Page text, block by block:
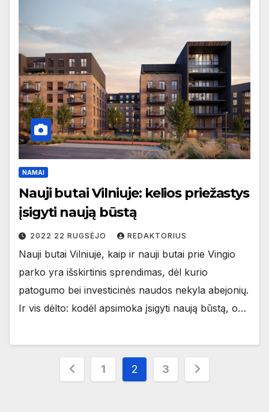
NAMAI
Nauji butai Vilniuje: kelios priežastys
įsigyti naują būstą
2022 22 RUGSĖJO REDAKTORIUS
Nauji butai Vilniuje, kaip ir nauji butai prie Vingio
parko yra išskirtinis sprendimas, dėl kurio
patogumo bei investicinės naudos nekyla abejonių.
Ir vis dėlto: kodėl apsimoka įsigyti naują būstą, o…
Įrašų
1 2 3